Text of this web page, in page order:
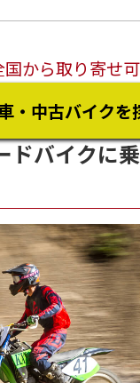
国から取り寄せ
・中古バイクを
ドバイクに